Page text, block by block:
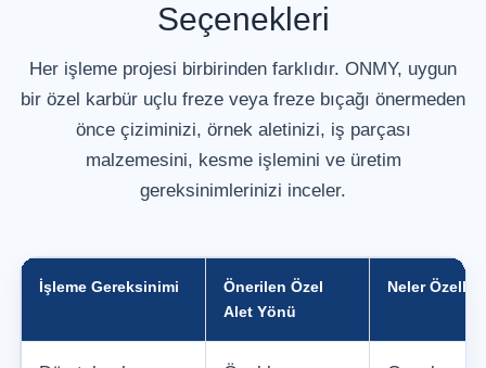
Seçenekleri
Her işleme projesi birbirinden farklıdır. ONMY, uygun
bir özel karbür uçlu freze veya freze bıçağı önermeden
önce çiziminizi, örnek aletinizi, iş parçası
malzemesini, kesme işlemini ve üretim
gereksinimlerinizi inceler.
İşleme Gereksinimi
Önerilen Özel
Alet Yönü
Neler